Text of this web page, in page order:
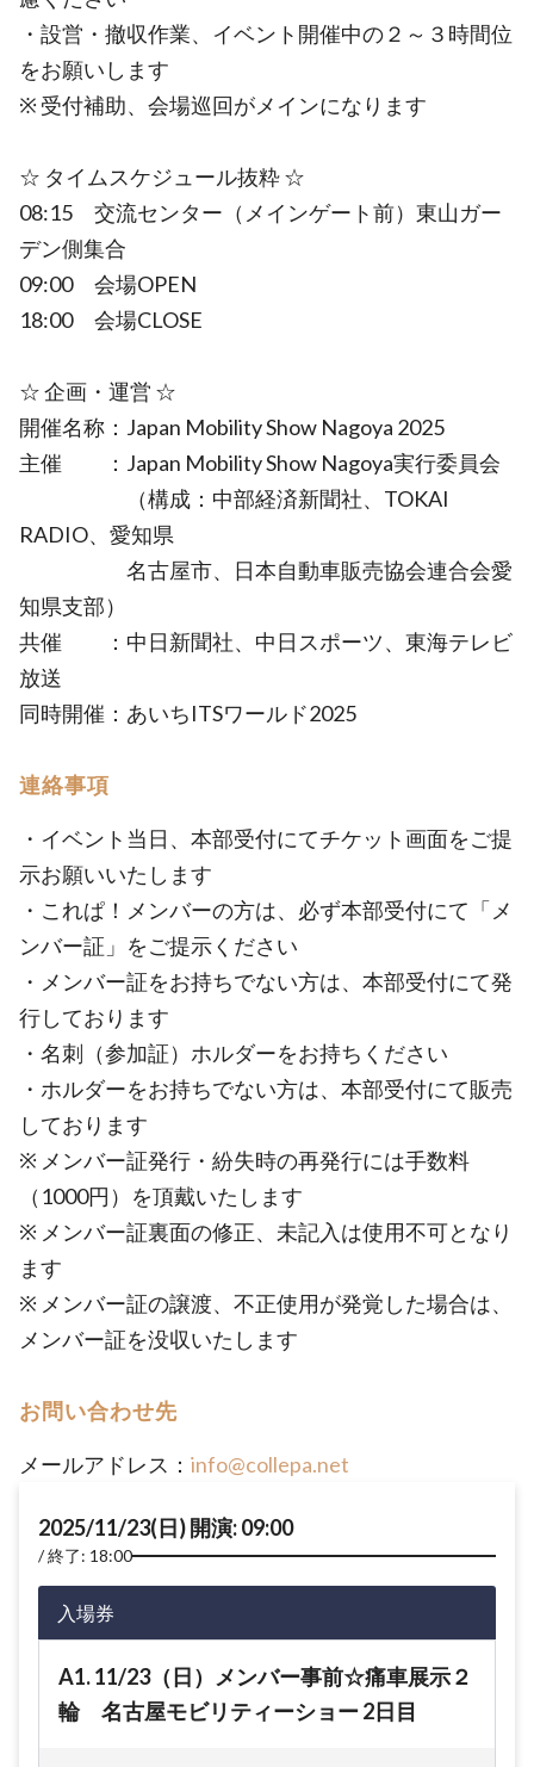
・設営・撤収作業、イベント開催中の２～３時間位
をお願いします
※ 受付補助、会場巡回がメインになります
☆ タイムスケジュール抜粋 ☆
08:15 交流センター（メインゲート前）東山ガー
デン側集合
09:00 会場OPEN
18:00 会場CLOSE
☆ 企画・運営 ☆
開催名称：Japan Mobility Show Nagoya 2025
主催 ：Japan Mobility Show Nagoya実行委員会
（構成：中部経済新聞社、TOKAI
RADIO、愛知県
名古屋市、日本自動車販売協会連合会愛
知県支部）
共催 ：中日新聞社、中日スポーツ、東海テレビ
放送
同時開催：あいちITSワールド2025
連絡事項
・イベント当日、本部受付にてチケット画面をご提
示お願いいたします
・これぱ！メンバーの方は、必ず本部受付にて「メ
ンバー証」をご提示ください
・メンバー証をお持ちでない方は、本部受付にて発
行しております
・名刺（参加証）ホルダーをお持ちください
・ホルダーをお持ちでない方は、本部受付にて販売
しております
※ メンバー証発行・紛失時の再発行には手数料
（1000円）を頂戴いたします
※ メンバー証裏面の修正、未記入は使用不可となり
ます
※ メンバー証の譲渡、不正使用が発覚した場合は、
メンバー証を没収いたします
お問い合わせ先
メールアドレス： info@collepa.net
2025/11/23(日) 開演: 09:00
終了: 18:00
入場券
A1. 11/23（日）メンバー事前☆痛車展示２
輪 名古屋モビリティーショー 2日目